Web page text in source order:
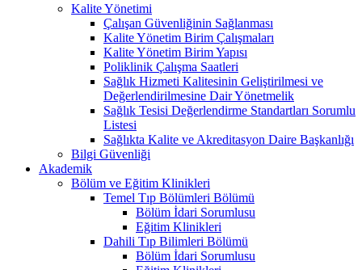
Kalite Yönetimi
Çalışan Güvenliğinin Sağlanması
Kalite Yönetim Birim Çalışmaları
Kalite Yönetim Birim Yapısı
Poliklinik Çalışma Saatleri
Sağlık Hizmeti Kalitesinin Geliştirilmesi ve
Değerlendirilmesine Dair Yönetmelik
Sağlık Tesisi Değerlendirme Standartları Sorumlu
Listesi
Sağlıkta Kalite ve Akreditasyon Daire Başkanlığı
Bilgi Güvenliği
Akademik
Bölüm ve Eğitim Klinikleri
Temel Tıp Bölümleri Bölümü
Bölüm İdari Sorumlusu
Eğitim Klinikleri
Dahili Tıp Bilimleri Bölümü
Bölüm İdari Sorumlusu